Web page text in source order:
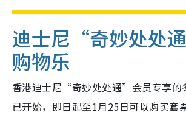
迪士尼“奇妙处处
购物乐
香港迪士尼“奇妙处处通”会员专享的
已开始，即日起至1月25日可以购买套